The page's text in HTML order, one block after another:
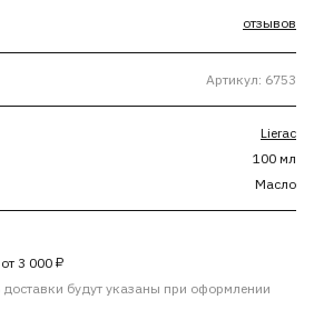
отзывов
Артикул: 6753
Lierac
100 мл
Масло
3 000 ₽
будут указаны при оформлении